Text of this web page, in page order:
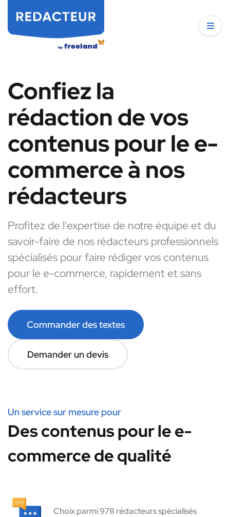
Confiez la
rédaction de vos
contenus pour le e-
commerce à nos
rédacteurs
Profitez de l'expertise de notre équipe et du
savoir-faire de nos rédacteurs professionnels
spécialisés pour faire rédiger vos contenus
pour le e-commerce, rapidement et sans
effort.
Commander des textes
Demander un devis
Un service sur mesure pour
Des contenus pour le e-
commerce de qualité
Choix parmi 978 rédacteurs spécialisés